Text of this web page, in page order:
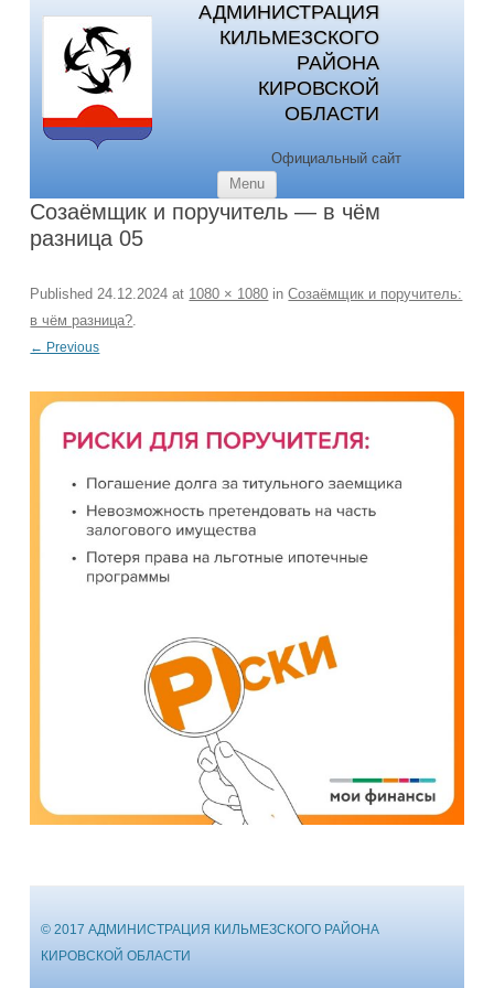
АДМИНИСТРАЦИЯ
КИЛЬМЕЗСКОГО
РАЙОНА
КИРОВСКОЙ
ОБЛАСТИ
Официальный сайт
Menu
Созаёмщик и поручитель — в чём
разница 05
Published24.12.2024 at 1080 × 1080 inСозаёмщик и поручитель:
в чём разница?.
← Previous
© 2017 АДМИНИСТРАЦИЯ КИЛЬМЕЗСКОГО РАЙОНА
КИРОВСКОЙ ОБЛАСТИ